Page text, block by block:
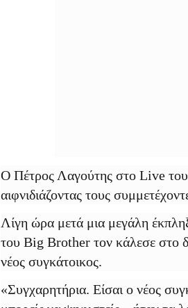
Ο Πέτρος Λαγούτης στο Live
αιφνιδιάζοντας τους
Λίγη ώρα μετά μια μεγάλη
του Big Brother τον κάλεσε στο
νέος συγκάτοικος.
«Συγχαρητήρια. Είσαι ο νέος